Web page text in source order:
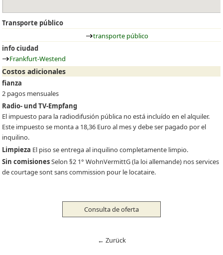
Transporte público
transporte público
info ciudad
Frankfurt-Westend
Costos adicionales
fianza
2 pagos mensuales
Radio- und TV-Empfang
El impuesto para la radiodifusión pública no está incluído en el alquiler.
Este impuesto se monta a 18,36 Euro al mes y debe ser pagado por el
inquilino.
Limpieza El piso se entrega al inquilino completamente limpio.
Sin comisionesSelon §2 1° WohnVermittG (la loi allemande) nos services
de courtage sont sans commission pour le locataire.
Consulta de oferta
← Zurück